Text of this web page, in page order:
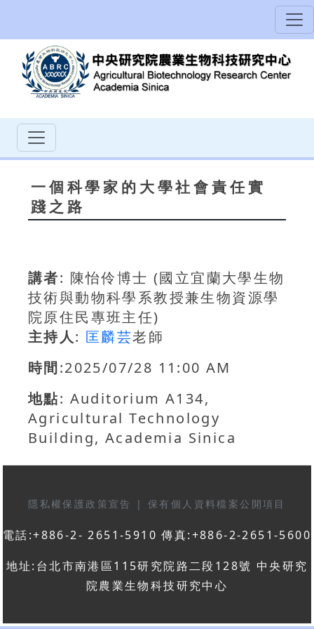
一個科學家的大學社會責任實
踐之路
講者: 陳怡伶博士 (國立宜蘭大學生物
技術與動物科學系教授兼生物資源學
院原住民專班主任)
主持人: 匡麟芸老師
時間:2025/07/28 11:00 AM
地點: Auditorium A134,
Agricultural Technology
Building, Academia Sinica
隱私權保護政策宣告 | 保有個人資料檔案公開項目
電話:+886-2- 2651-5910 傳真:+886-2-2651-5600
地址:台北市南港區115研究院路二段128號 中央研究
院農業生物科技研究中心